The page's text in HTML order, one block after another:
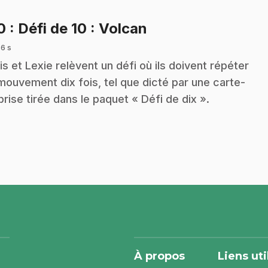
: Défi de 10 : Volcan
s
et Lexie relèvent un défi où ils doivent répéter
dix fois, tel que dicté par une carte-
tirée dans le paquet « Défi de dix ».
À propos Liens